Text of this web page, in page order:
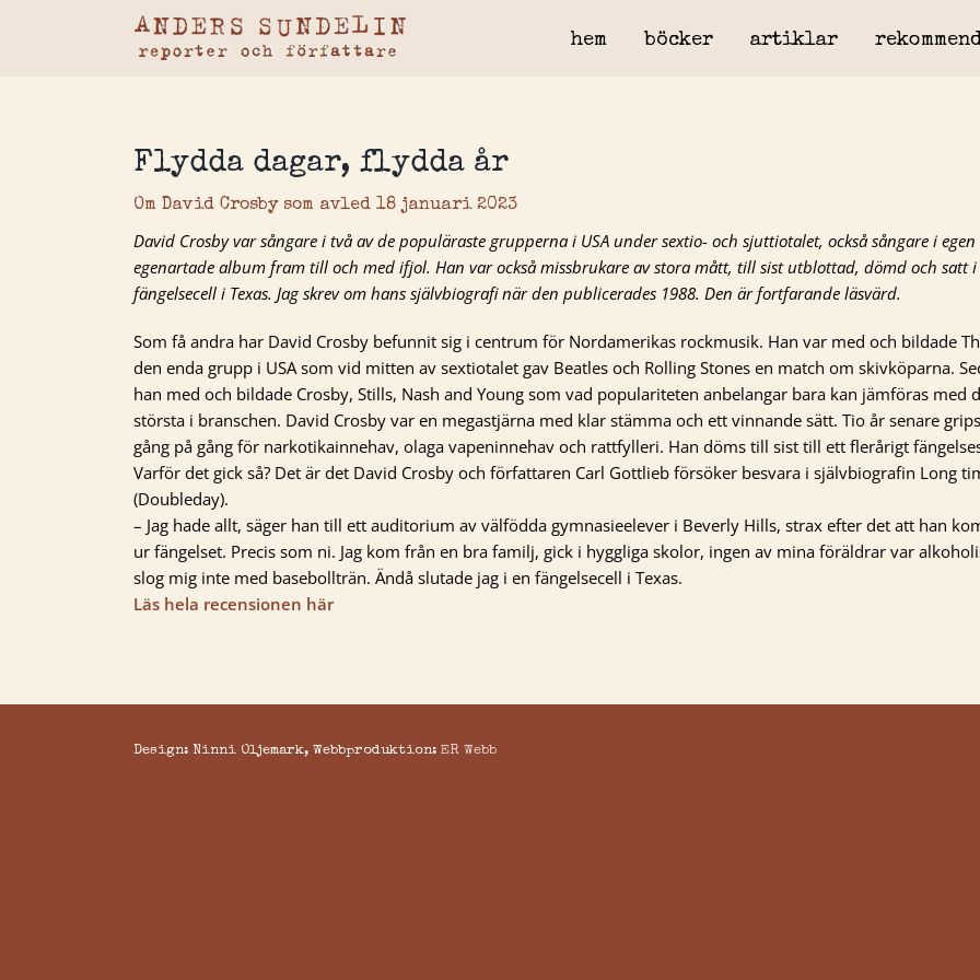
hem böcker artiklar
Flydda dagar, flydda år
Om David Crosby som avled 18 januari 2023
David Crosby var sångare i två av de populäraste grupperna i USA under sextio- och sjuttiotalet, också sångare i
egenartade album fram till och med ifjol. Han var också missbrukare av stora mått, till sist utblottad, dömd och satt i
fängelsecell i Texas. Jag skrev om hans självbiografi när den publicerades 1988. Den är fortfarande läsvärd.
Som få andra har David Crosby befunnit sig i centrum för Nordamerikas rockmusik. Han var med och bildade
den enda grupp i USA som vid mitten av sextiotalet gav Beatles och Rolling Stones en match om skivköparna.
han med och bildade Crosby, Stills, Nash and Young som vad populariteten anbelangar bara kan jämföras med
största i branschen. David Crosby var en megastjärna med klar stämma och ett vinnande sätt. Tio år senare
gång på gång för narkotikainnehav, olaga vapeninnehav och rattfylleri. Han döms till sist till ett flerårigt
Varför det gick så? Det är det David Crosby och författaren Carl Gottlieb försöker besvara i självbiografin Long
(Doubleday).
– Jag hade allt, säger han till ett auditorium av välfödda gymnasieelever i Beverly Hills, strax efter det att han
ur fängelset. Precis som ni. Jag kom från en bra familj, gick i hyggliga skolor, ingen av mina föräldrar var
slog mig inte med basebollträn. Ändå slutade jag i en fängelsecell i Texas.
Läs hela recensionen här
Design: Ninni Oljemark, Webbproduktion: ER Webb